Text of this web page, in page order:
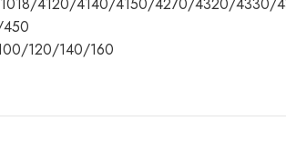
120/140/160